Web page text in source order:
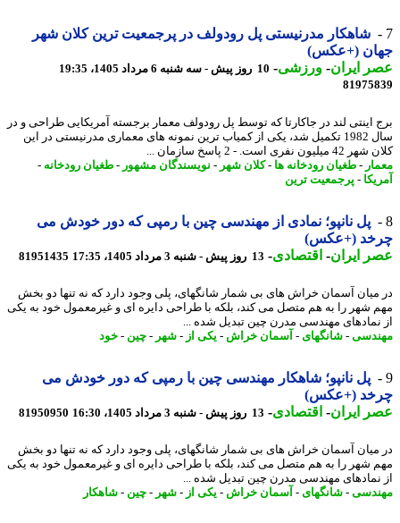
شاهکار مدرنیستی پل رودولف در پرجمعیت ترین کلان شهر
(+عکس)
ایران- ورزشی-10 روز پیش - سه شنبه 6 مرداد 1405، 19:35
اینتی لند در جاکارتا که توسط پل رودولف معمار برجسته آمریکایی طراحی و در
سال 1982 تکمیل شد، یکی از کمیاب ترین نمونه های معماری مدرنیستی در این
نفری است. - 2 پاسخ سازمان ...
-طغیان رودخانه ها- کلان شهر -نویسندگان مشهور-طغیان رودخانه-
- پرجمعیت ترین
پل نانپو؛ نمادی از مهندسی چین با رمپی که دور خودش می
(+عکس)
ایران- اقتصادی-13 روز پیش - شنبه 3 مرداد 1405، 17:35 81951435
آسمان خراش های بی شمار شانگهای، پلی وجود دارد که نه تنها دو بخش
شهر را به هم متصل می کند، بلکه با طراحی دایره ای و غیرمعمول خود به یکی
مهندسی مدرن چین تبدیل شده ...
-شانگهای-آسمان خراش -یکی از-شهر -چین -خود
پل نانپو؛ شاهکار مهندسی چین با رمپی که دور خودش می
(+عکس)
ایران- اقتصادی-13 روز پیش - شنبه 3 مرداد 1405، 16:30 81950950
آسمان خراش های بی شمار شانگهای، پلی وجود دارد که نه تنها دو بخش
شهر را به هم متصل می کند، بلکه با طراحی دایره ای و غیرمعمول خود به یکی
مهندسی مدرن چین تبدیل شده ...
-شانگهای-آسمان خراش -یکی از-شهر -چین -شاهکار